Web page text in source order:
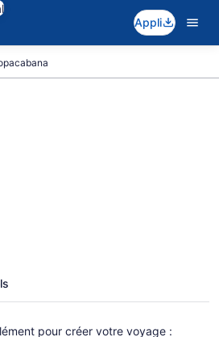
Appli
pour créer votre voyage :